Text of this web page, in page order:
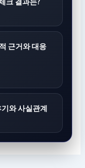
근거와 대응
와 사실관계